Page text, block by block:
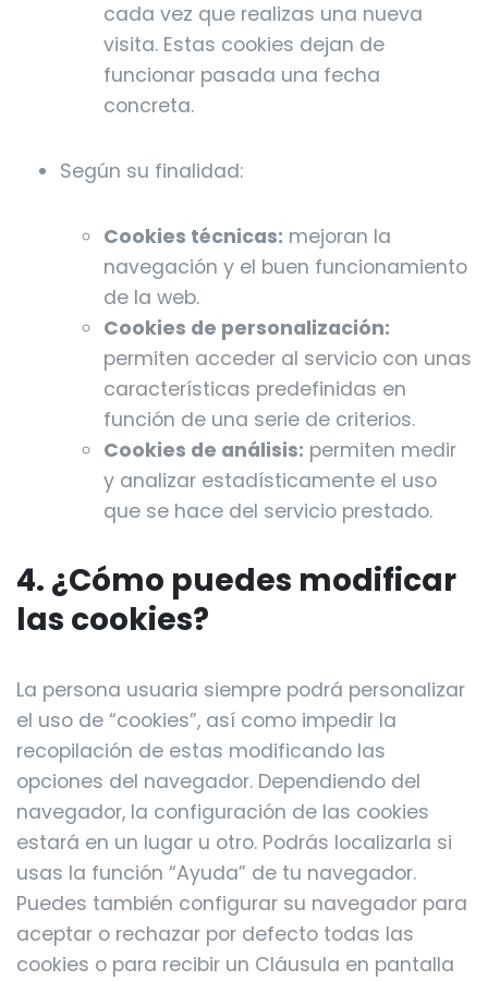
cada vez que realizas una nueva
visita. Estas cookies dejan de
funcionar pasada una fecha
concreta.
Según su finalidad:
Cookies técnicas: mejoran la
navegación y el buen funcionamiento
de la web.
Cookies de personalización:
permiten acceder al servicio con unas
características predefinidas en
función de una serie de criterios.
Cookies de análisis: permiten medir
y analizar estadísticamente el uso
que se hace del servicio prestado.
4. ¿Cómo puedes modificar
las cookies?
La persona usuaria siempre podrá personalizar
el uso de “cookies”, así como impedir la
recopilación de estas modificando las
opciones del navegador. Dependiendo del
navegador, la configuración de las cookies
estará en un lugar u otro. Podrás localizarla si
usas la función “Ayuda” de tu navegador.
Puedes también configurar su navegador para
aceptar o rechazar por defecto todas las
cookies o para recibir un Cláusula en pantalla